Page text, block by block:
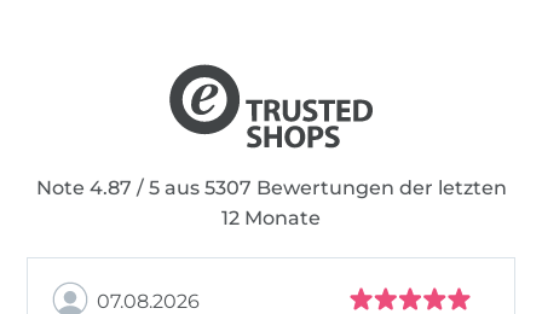
Note 4.87 / 5 aus 5307 Bewertungen der letzten
12 Monate
07.08.2026